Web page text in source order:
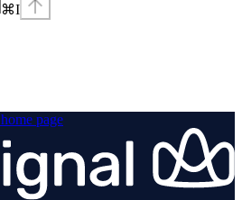
⌘I
home page